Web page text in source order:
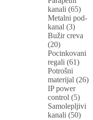
kanali (65)
Metalni pod-
kanal (3)
Bužir creva
(20)
Pocinkovani
regali (61)
Potrošni
materijal (26)
IP power
control (5)
Samolepljivi
kanali (50)